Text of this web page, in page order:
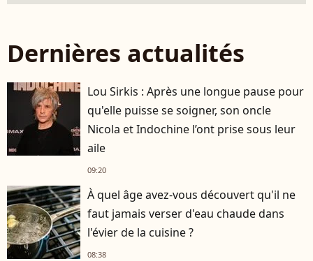
Dernières actualités
Lou Sirkis : Après une longue pause pour
qu'elle puisse se soigner, son oncle
Nicola et Indochine l’ont prise sous leur
aile
09:20
À quel âge avez-vous découvert qu'il ne
faut jamais verser d'eau chaude dans
l'évier de la cuisine ?
08:38